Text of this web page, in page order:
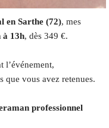
en Sarthe (72), mes
à 13h, dès 349 €.
l’événement,
que vous avez retenues.
professionnel